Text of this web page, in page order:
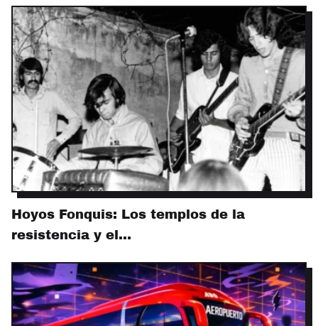
Hoyos Fonquis: Los templos de la
resistencia y el…